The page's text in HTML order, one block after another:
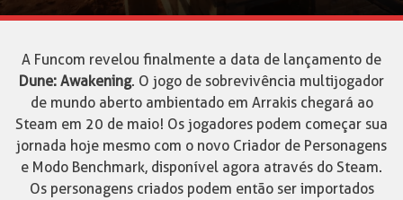
A Funcom revelou finalmente a data de lançamento de
Dune: Awakening. O jogo de sobrevivência multijogador
de mundo aberto ambientado em Arrakis chegará ao
Steam em 20 de maio! Os jogadores podem começar sua
jornada hoje mesmo com o novo Criador de Personagens
e Modo Benchmark, disponível agora através do Steam.
Os personagens criados podem então ser importados